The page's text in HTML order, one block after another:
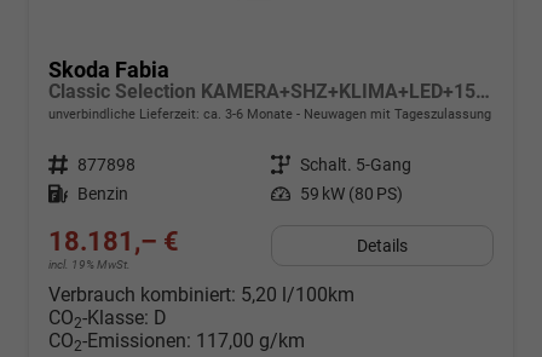
Skoda Fabia
Classic Selection KAMERA+SHZ+KLIMA+LED+15" LM+SMARTLINK
unverbindliche Lieferzeit: ca. 3-6 Monate Neuwagen mit Tageszulassung
Fahrzeugnr. 877898 Getriebe Schalt. 5-Gang
Kraftstoff Benzin Leistung 59 kW (80 PS)
18.181,– €
incl. 19% MwSt.
Details
Verbrauch kombiniert: 5,20 l/100km
CO2-Klasse: D
CO2-Emissionen: 117,00 g/km